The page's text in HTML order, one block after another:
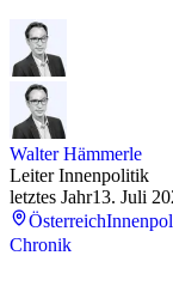
Walter Hämmerle
Leiter Innenpolitik
letztes Jahr13. Juli
Österreich
Chronik